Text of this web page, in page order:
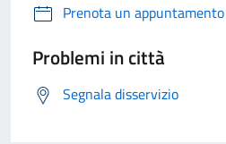
Prenota un appuntamento
Problemi in città
Segnala disservizio